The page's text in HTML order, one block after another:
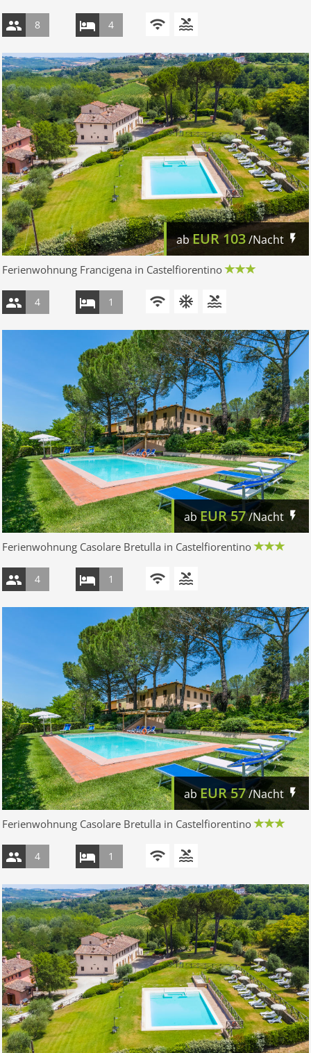
8 4
abEUR103/Nacht
Ferienwohnung Francigena in Castelfiorentino
4 1
abEUR57/Nacht
Ferienwohnung Casolare Bretulla in Castelfiorentino
4 1
abEUR57/Nacht
Ferienwohnung Casolare Bretulla in Castelfiorentino
4 1